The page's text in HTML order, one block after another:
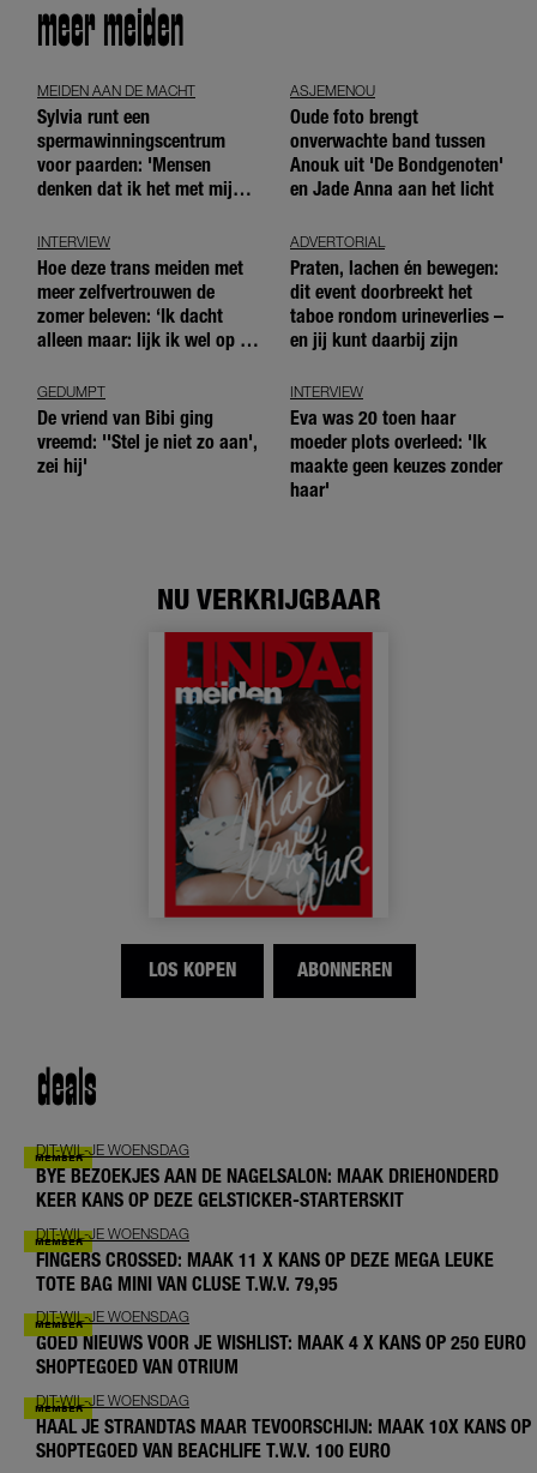
meer meiden
MEIDEN AAN DE MACHT
Sylvia runt een
spermawinningscentrum
voor paarden: 'Mensen
denken dat ik het met mijn
ASJEMENOU
Oude foto brengt
onverwachte band tussen
Anouk uit 'De Bondgenoten'
en Jade Anna aan het licht
INTERVIEW
Hoe deze trans meiden met
meer zelfvertrouwen de
zomer beleven: ‘Ik dacht
alleen maar: lijk ik wel op de
ADVERTORIAL
Praten, lachen én bewegen:
dit event doorbreekt het
taboe rondom urineverlies –
en jij kunt daarbij zijn
GEDUMPT
De vriend van Bibi ging
vreemd: ''Stel je niet zo aan',
zei hij'
INTERVIEW
Eva was 20 toen haar
moeder plots overleed: 'Ik
maakte geen keuzes zonder
haar'
NU VERKRIJGBAAR
LOS KOPEN ABONNEREN
deals
DIT-WIL-JE WOENSDAG
BYE BEZOEKJES AAN DE NAGELSALON: MAAK DRIEHONDERD
KEER KANS OP DEZE GELSTICKER-STARTERSKIT
DIT-WIL-JE WOENSDAG
FINGERS CROSSED: MAAK 11 X KANS OP DEZE MEGA LEUKE
TOTE BAG MINI VAN CLUSE T.W.V. 79,95
DIT-WIL-JE WOENSDAG
GOED NIEUWS VOOR JE WISHLIST: MAAK 4 X KANS OP 250 EURO
SHOPTEGOED VAN OTRIUM
DIT-WIL-JE WOENSDAG
HAAL JE STRANDTAS MAAR TEVOORSCHIJN: MAAK 10X KANS OP
SHOPTEGOED VAN BEACHLIFE T.W.V. 100 EURO